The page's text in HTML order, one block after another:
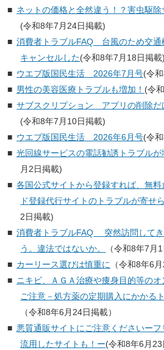
ネットの価格と全然違う！？害虫駆
(令和8年7月24日掲載)
消費者トラブルFAQ 台風のため交通
キャンセルした(令和8年7月18日掲載)
ウエブ版国民生活 2026年7月号(令
男性の美容医療トラブルも増加！ (令
サブスクリプション アプリの削除だ
(令和8年7月10日掲載)
ウエブ版国民生活 2026年6月号(令
光回線サービスの電話勧誘トラブルが
月2日掲載)
各国公式サイトから登録すれば、無
ド登録代行サイトのトラブルが寄せ
2日掲載)
消費者トラブルFAQ 突然訪問して
う。違法ではないか。
（令和8年7月1
カーリース選びは慎重に （令和8年6月
ニキビ、ＡＧＡ治療や痩身目的等の
ご注意－処方薬の定期購入にかかる
（令和8年6月24日掲載）
悪質通販サイトにご注意くださいー
流用したサイトも！ー(令和8年6月23